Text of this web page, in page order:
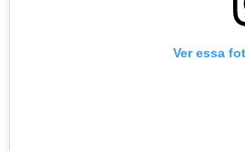
Ver essa